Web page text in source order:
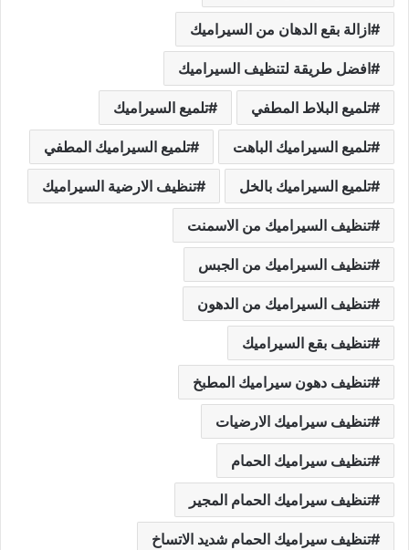
ازالة بقع الدهان من السيراميك
افضل طريقة لتنظيف السيراميك
تلميع البلاط المطفي تلميع السيراميك
تلميع السيراميك الباهت تلميع السيراميك المطفي
تلميع السيراميك بالخل تنظيف الارضية السيراميك
تنظيف السيراميك من الاسمنت
تنظيف السيراميك من الجبس
تنظيف السيراميك من الدهون
تنظيف بقع السيراميك
تنظيف دهون سيراميك المطبخ
تنظيف سيراميك الارضيات
تنظيف سيراميك الحمام
تنظيف سيراميك الحمام المجير
تنظيف سيراميك الحمام شديد الاتساخ